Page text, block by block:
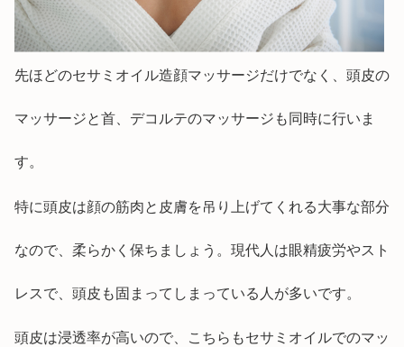
先ほどのセサミオイル造顔マッサージだけでなく、頭皮の
マッサージと首、デコルテのマッサージも同時に行いま
す。
特に頭皮は顔の筋肉と皮膚を吊り上げてくれる大事な部分
なので、柔らかく保ちましょう。現代人は眼精疲労やスト
レスで、頭皮も固まってしまっている人が多いです。
頭皮は浸透率が高いので、こちらもセサミオイルでのマッ